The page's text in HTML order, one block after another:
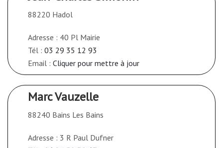
88220 Hadol
Adresse : 40 Pl Mairie
Tél : 03 29 35 12 93
Email : Cliquer pour mettre à jour
Marc Vauzelle
88240 Bains Les Bains
Adresse : 3 R Paul Dufner